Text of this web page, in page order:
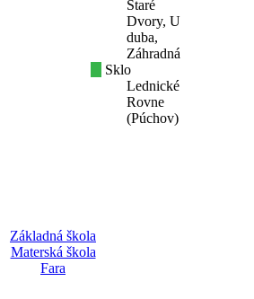
Staré
Dvory, U
duba,
Záhradná
Sklo
Lednické
Rovne
(Púchov)
Základná škola
Materská škola
Fara